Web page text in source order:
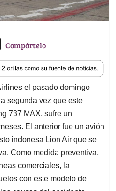
T
r
e
a
d
s
Compártelo
el pasado domingo
segunda vez que este
737 MAX, sufre un
El anterior fue un avión
indonesa Lion Air que se
Como medida preventiva,
comerciales, la
con este modelo de